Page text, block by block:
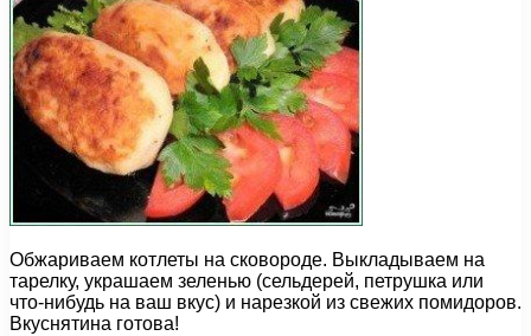
Обжариваем котлеты на сковороде. Выкладываем на
тарелку, украшаем зеленью (сельдерей, петрушка или
что-нибудь на ваш вкус) и нарезкой из свежих помидоров.
Вкуснятина готова!